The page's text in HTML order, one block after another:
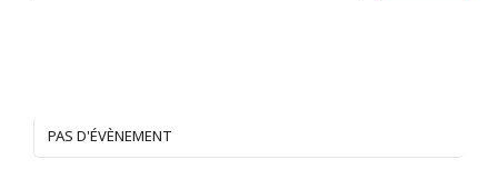
PAS D'ÉVÈNEMENT